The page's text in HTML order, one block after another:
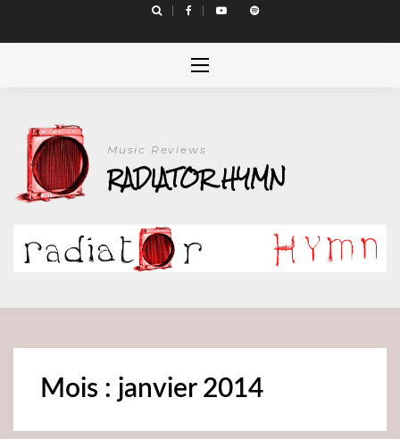
Music Reviews
RADIATOR HYMN
Mois : janvier 2014